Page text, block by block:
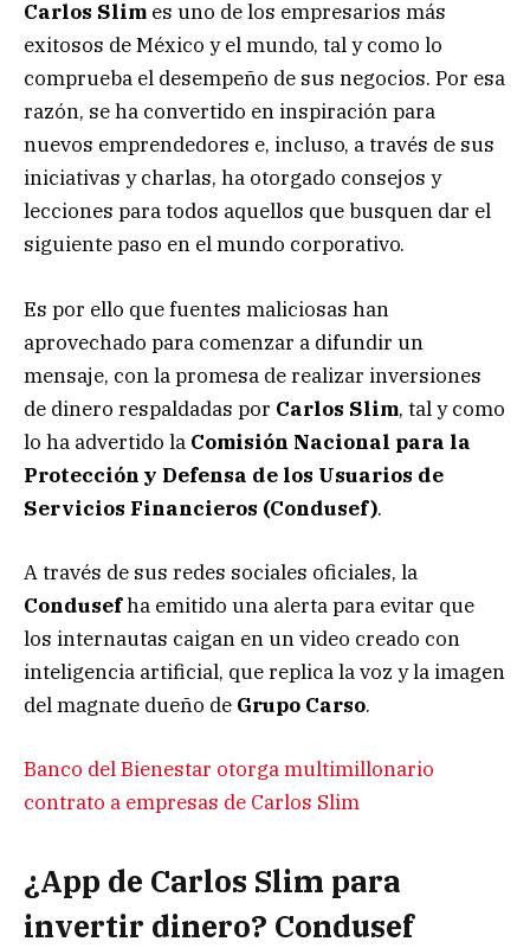
Carlos Slim es uno de los empresarios más
exitosos de México y el mundo, tal y como lo
comprueba el desempeño de sus negocios. Por esa
razón, se ha convertido en inspiración para
nuevos emprendedores e, incluso, a través de sus
iniciativas y charlas, ha otorgado consejos y
lecciones para todos aquellos que busquen dar el
siguiente paso en el mundo corporativo.
Es por ello que fuentes maliciosas han
aprovechado para comenzar a difundir un
mensaje, con la promesa de realizar inversiones
de dinero respaldadas por Carlos Slim, tal y como
lo ha advertido la Comisión Nacional para la
Protección y Defensa de los Usuarios de
Servicios Financieros (Condusef).
A través de sus redes sociales oficiales, la
Condusefha emitido una alerta para evitar que
los internautas caigan en un video creado con
inteligencia artificial, que replica la voz y la imagen
del magnate dueño de Grupo Carso.
Banco del Bienestar otorga multimillonario
contrato a empresas de Carlos Slim
¿App de Carlos Slim para
invertir dinero? Condusef